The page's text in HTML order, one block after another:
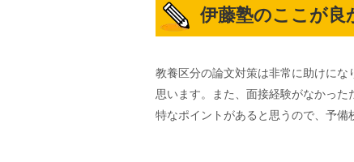
伊藤塾のここが良
教養区分の論文対策は非常に助けにな
思います。また、面接経験がなかっ
特なポイントがあると思うので、予備